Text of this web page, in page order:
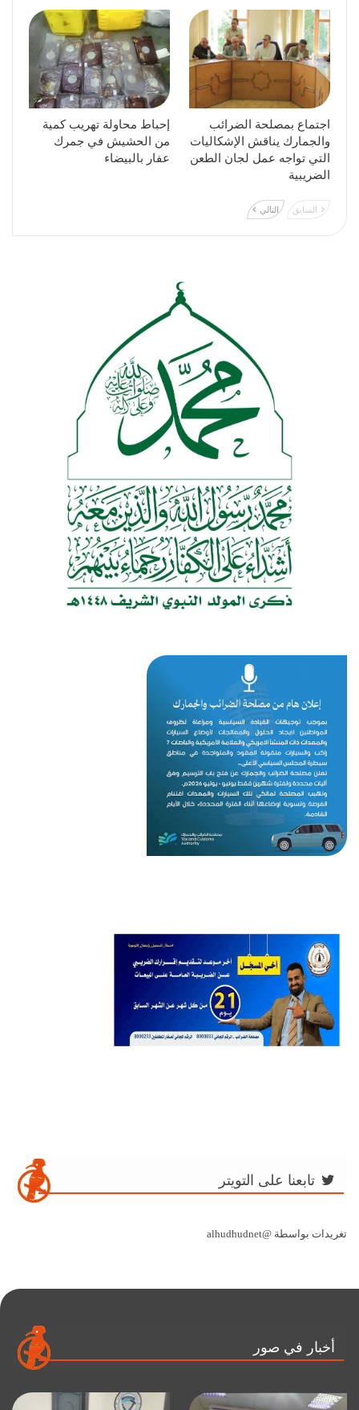
اجتماع بمصلحة الضرائب
والجمارك يناقش الإشكاليات
التي تواجه عمل لجان الطعن
الضريبية
إحباط محاولة تهريب كمية
من الحشيش في جمرك
عفار بالبيضاء
السابق التالي
تابعنا على التويتر
تغريدات بواسطة @alhudhudnet
أخبار في صور